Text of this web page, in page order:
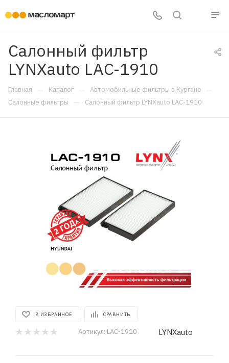
Салонный фильтр
LYNXauto LAC-1910
Главная — Каталог — Автомобильные фильтры в Кургане —
Салонные фильтры — Салонный фильтр LYNXauto LAC-1910
В ИЗБРАННОЕ СРАВНИТЬ
Артикул: LAC-1910 LYNXauto